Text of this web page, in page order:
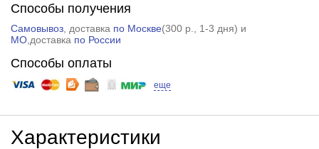
Способы получения
Самовывоз, доставка по Москве(300 р.
, 1-3 дня) и
МО,доставка по России
Способы оплаты
еще
Характеристики